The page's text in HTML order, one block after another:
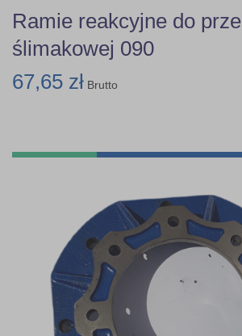
Ramie reakcyjne do
ślimakowej 090
67,65 zł Brutto